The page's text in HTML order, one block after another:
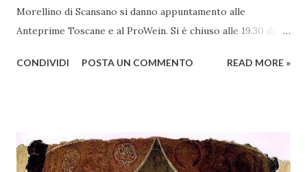
Morellino di Scansano si danno appuntamento alle
Anteprime Toscane e al ProWein. Si è chiuso alle 19.30 di
presso l’Hotel Regina di Vienna dalla società Wein & Kultur,
territorio maremmano: Consorzio Tutela Vini della
Maremma Toscana, del Montecucco e del Morellino di
CONDIVIDI POSTA UN COMMENTO READ MORE »